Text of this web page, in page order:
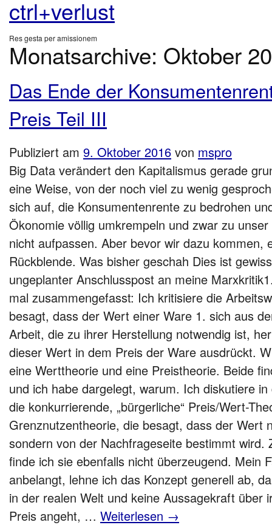
ctrl+verlust
Res gesta per amissionem
Monatsarchive: Oktober
Das Ende der
Preis Teil III
Publiziert am 9. Oktober 2016 von mspro
Big Data verändert den Kapitalismus gerade
eine Weise, von der noch viel zu wenig
sich auf, die Konsumentenrente zu bedrohen
Ökonomie völlig umkrempeln und zwar zu
nicht aufpassen. Aber bevor wir dazu kommen,
Rückblende. Was bisher geschah Dies ist
ungeplanter Anschlusspost an meine
mal zusammengefasst: Ich kritisiere die
besagt, dass der Wert einer Ware 1. sich aus
Arbeit, die zu ihrer Herstellung notwendig ist,
dieser Wert in dem Preis der Ware ausdrückt.
eine Werttheorie und eine Preistheorie. Beide
und ich habe dargelegt, warum. Ich diskutiere
die konkurrierende, „bürgerliche“ Preis/Wert-
Grenznutzentheorie, die besagt, dass der Wert
sondern von der Nachfrageseite bestimmt wird.
finde ich sie ebenfalls nicht überzeugend. Mein
anbelangt, lehne ich das Konzept generell ab,
in der realen Welt und keine Aussagekraft über
Preis angeht, … Weiterlesen →